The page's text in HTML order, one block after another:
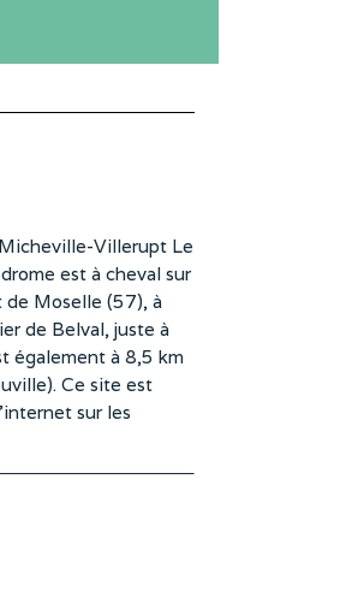
Villerupt Le
est à cheval sur
Moselle (57), à
de Belval, juste à
également à 8,5 km
Ce site est
sur les